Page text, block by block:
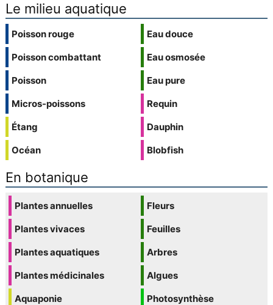
Le milieu aquatique
Poisson rouge
Poisson combattant
Poisson
Micros-poissons
Étang
Océan
Eau douce
Eau osmosée
Eau pure
Requin
Dauphin
Blobfish
En botanique
Plantes annuelles
Plantes vivaces
Plantes aquatiques
Plantes médicinales
Aquaponie
Fleurs
Feuilles
Arbres
Algues
Photosynthèse